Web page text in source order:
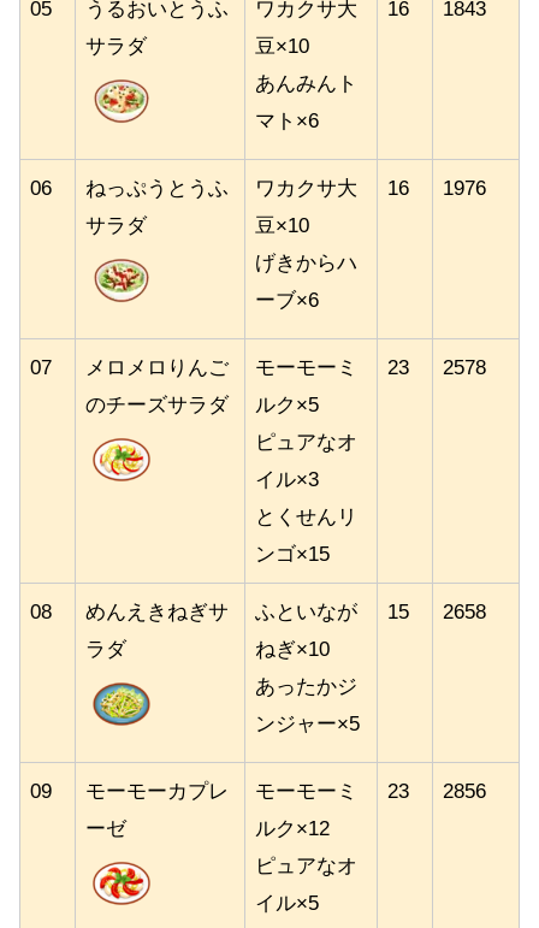
05
うるおいとうふ
サラダ
ワカクサ大
豆×10
あんみんト
マト×6
16 1843
06
ねっぷうとうふ
サラダ
ワカクサ大
豆×10
げきからハ
ーブ×6
16 1976
07
メロメロりんご
のチーズサラダ
モーモーミ
ルク×5
ピュアなオ
イル×3
とくせんリ
ンゴ×15
23 2578
08
めんえきねぎサ
ラダ
ふといなが
ねぎ×10
あったかジ
ンジャー×5
15 2658
09
モーモーカプレ
ーゼ
モーモーミ
ルク×12
ピュアなオ
イル×5
23 2856